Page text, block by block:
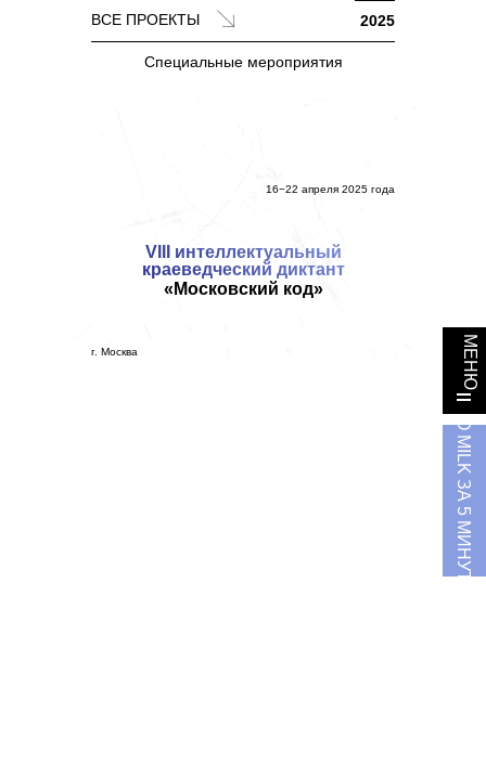
МЕНЮ
О MILK ЗА 5 МИНУТ
Специальные мероприятия
ВСЕ ПРОЕКТЫ 2025
VIII интеллектуальный
краеведческий диктант
г. Москва
«Московский код»
16−22 апреля 2025 года